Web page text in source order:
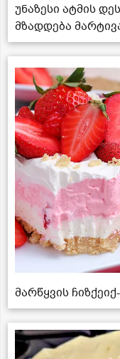
უნაზესი ატმის
მზადდება
მარწყვის